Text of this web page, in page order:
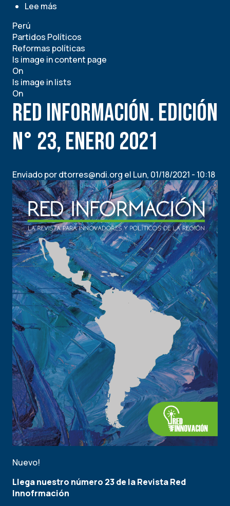
Lee más
en
segunda
votación
constitucional
elimina
la
inmunidad
parlamentaria
Perú
Partidos Políticos
Reformas políticas
Is image in content page
On
Is image in lists
On
RED INFORMACIÓN. Edición
N° 23, Enero 2021
Enviado pordtorres@ndi.org el Lun, 01/18/2021 - 10:18
Nuevo!
Llega nuestro número 23 de la Revista Red
Innofrmación